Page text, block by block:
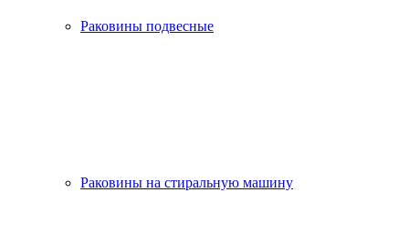
Раковины подвесные
Раковины на стиральную машину